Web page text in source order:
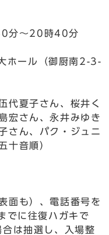
分～20時40分
ール（御厨南2-3-
代夏子さん、桜井く
宏さん、永井みゆき
さん、パク・ジュニ
十音順）
面も）、電話番号を
でに往復ハガキで
は抽選し、入場整